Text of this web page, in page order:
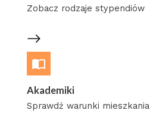
Zobacz rodzaje stypendiów
Akademiki
Sprawdź warunki mieszkania